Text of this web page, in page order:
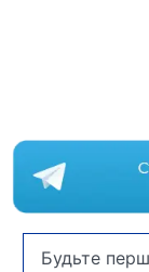
Будьте